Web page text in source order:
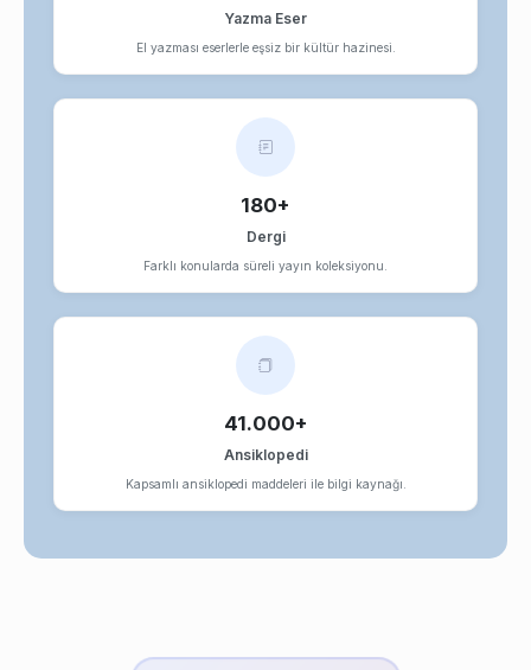
Yazma Eser
El yazması eserlerle eşsiz bir kültür hazinesi.
180+
Dergi
Farklı konularda süreli yayın koleksiyonu.
41.000+
Ansiklopedi
Kapsamlı ansiklopedi maddeleri ile bilgi kaynağı.